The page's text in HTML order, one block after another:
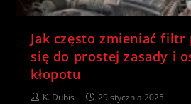
Jak często zmieniać filtr
się do prostej zasady i
kłopotu
K. Dubis 29 stycznia 2025